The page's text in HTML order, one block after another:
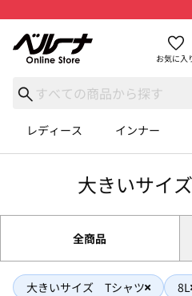
お気に入
レディース インナー
大きいサイ
全商品
大きいサイズ Tシャツ 8L